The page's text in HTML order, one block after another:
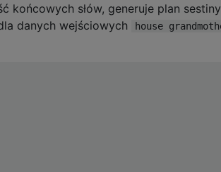
końcowych słów, generuje plan
danych wejściowych
house